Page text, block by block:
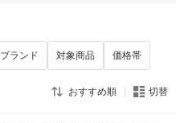
ブランド 対象商品 価格帯
おすすめ順 切替